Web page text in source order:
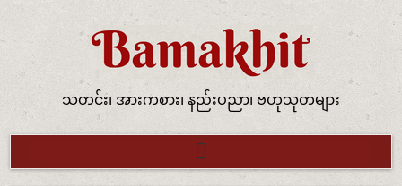
သတင်း၊ အားကစား၊ နည်းပညာ၊ ဗဟုသုတများ